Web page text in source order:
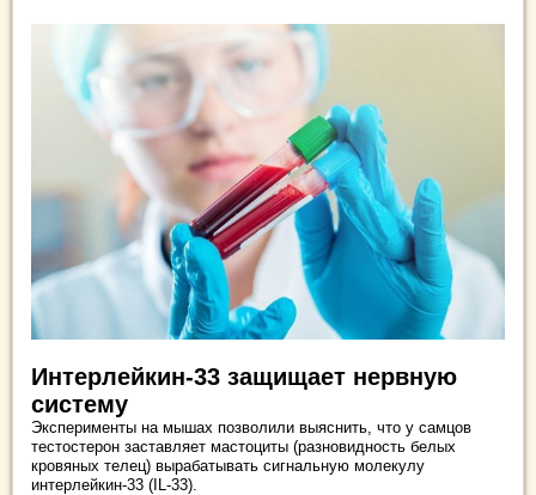
Интерлейкин-33 защищает нервную
систему
Эксперименты на мышах позволили выяснить, что у самцов
тестостерон заставляет мастоциты (разновидность белых
кровяных телец) вырабатывать сигнальную молекулу
интерлейкин-33 (IL-33).